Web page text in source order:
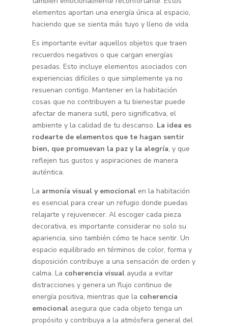
elementos aportan una energía única al espacio,
haciendo que se sienta más tuyo y lleno de vida.
Es importante evitar aquellos objetos que traen
recuerdos negativos o que cargan energías
pesadas. Esto incluye elementos asociados con
experiencias difíciles o que simplemente ya no
resuenan contigo. Mantener en la habitación
cosas que no contribuyen a tu bienestar puede
afectar de manera sutil, pero significativa, el
ambiente y la calidad de tu descanso. La idea es
rodearte de elementos que te hagan sentir
bien, que promuevan la paz y la alegría, y que
reflejen tus gustos y aspiraciones de manera
auténtica.
La armonía visual y emocionalen la habitación
es esencial para crear un refugio donde puedas
relajarte y rejuvenecer. Al escoger cada pieza
decorativa, es importante considerar no solo su
apariencia, sino también cómo te hace sentir. Un
espacio equilibrado en términos de color, forma y
disposición contribuye a una sensación de orden y
calma. La coherencia visualayuda a evitar
distracciones y genera un flujo continuo de
energía positiva, mientras que la coherencia
emocionalasegura que cada objeto tenga un
propósito y contribuya a la atmósfera general del